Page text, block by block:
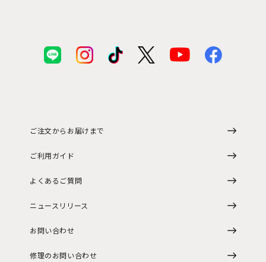
ご注文からお届けまで
ご利用ガイド
よくあるご質問
ニュースリリース
お問い合わせ
修理のお問い合わせ